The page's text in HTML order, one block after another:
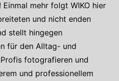
mehr folgt WIKO hier
und nicht enden
stellt hingegen
für den Alltag- und
fotografieren und
und professionellem